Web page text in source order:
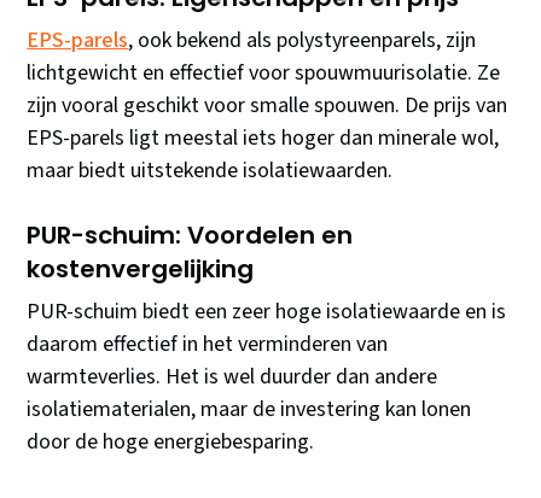
EPS-parels, ook bekend als polystyreenparels, zijn
lichtgewicht en effectief voor spouwmuurisolatie. Ze
zijn vooral geschikt voor smalle spouwen. De prijs van
EPS-parels ligt meestal iets hoger dan minerale wol,
maar biedt uitstekende isolatiewaarden.
PUR-schuim: Voordelen en
kostenvergelijking
PUR-schuim biedt een zeer hoge isolatiewaarde en is
daarom effectief in het verminderen van
warmteverlies. Het is wel duurder dan andere
isolatiematerialen, maar de investering kan lonen
door de hoge energiebesparing.